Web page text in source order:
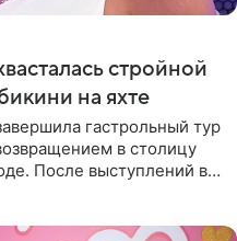
стройной
на яхте
гастрольный тур
в столицу
После выступлений в